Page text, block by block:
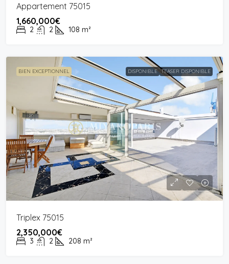
Appartement 75015
1,660,000€
2 2 108 m²
BIEN EXCEPTIONNEL DISPONIBLE TEASER DISPONIBLE
Triplex 75015
2,350,000€
3 2 208 m²